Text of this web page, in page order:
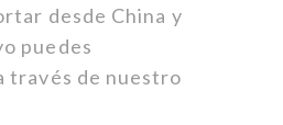
desde China y
puedes
través de nuestro